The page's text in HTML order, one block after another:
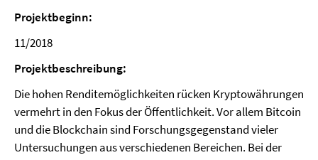
Projektbeginn:
11/2018
Projektbeschreibung:
Die hohen Renditemöglichkeiten rücken Kryptowährungen
vermehrt in den Fokus der Öffentlichkeit. Vor allem Bitcoin
und die Blockchain sind Forschungsgegenstand vieler
Untersuchungen aus verschiedenen Bereichen. Bei der